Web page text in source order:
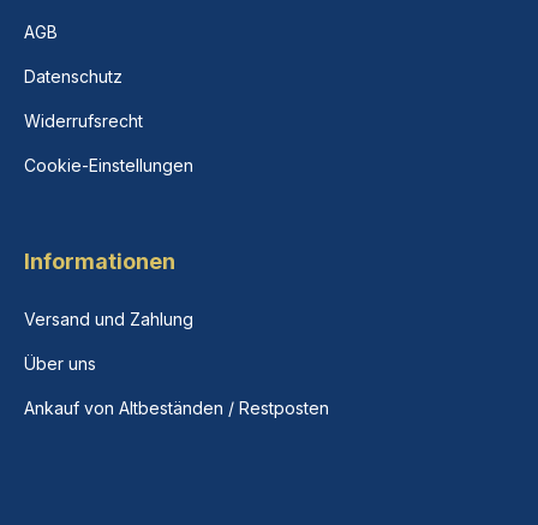
AGB
Datenschutz
Widerrufsrecht
Cookie-Einstellungen
Informationen
Versand und Zahlung
Über uns
Ankauf von Altbeständen / Restposten